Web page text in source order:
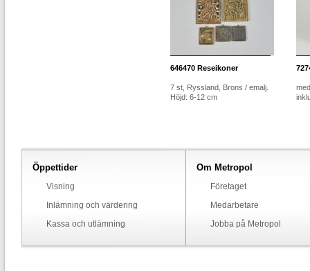
646470 Reseikoner
7 st, Ryssland, Brons / emalj.
Höjd: 6-12 cm
Öppettider
Visning
Inlämning och värdering
Kassa och utlämning
Om Metropol
Företaget
Medarbetare
Jobba på Metropol